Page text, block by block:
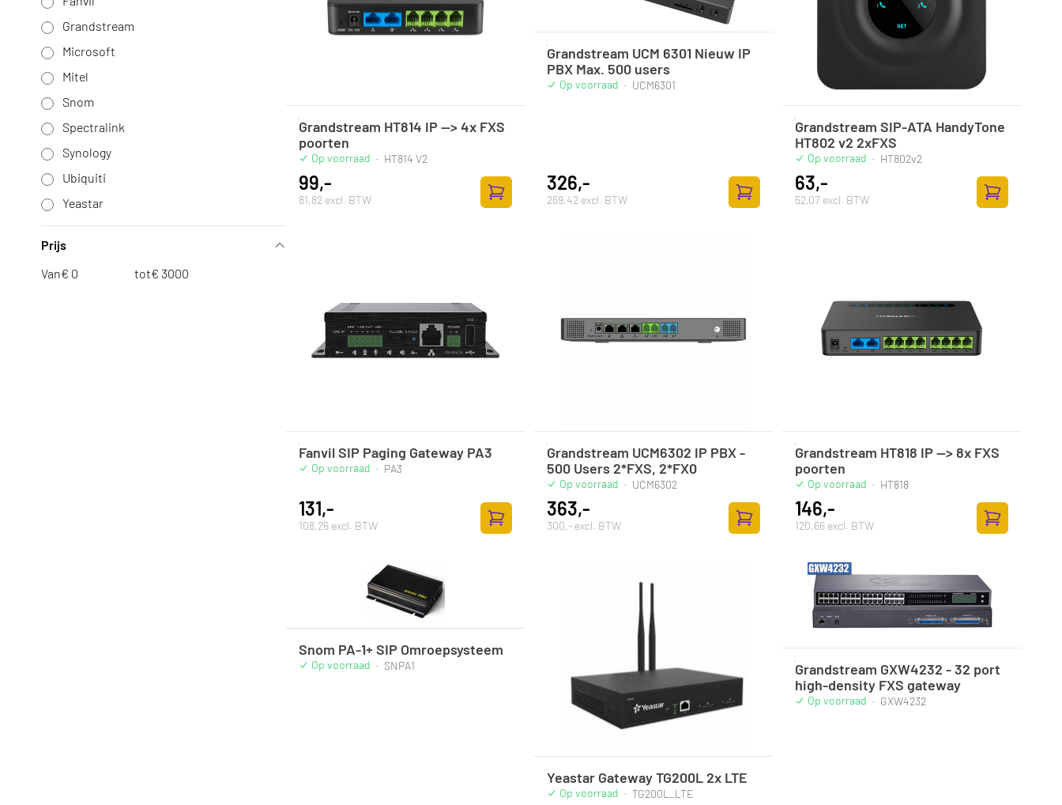
Grandstream
Microsoft
Mitel
Snom
Spectralink
Synology
Ubiquiti
Yeastar
Prijs
Van€ tot€
Grandstream HT814 IP --> 4x FXS
poorten
Op voorraad · HT814 V2
99,-
81,82 excl. BTW
Toevoegen aan winkelwagen
Grandstream UCM 6301 Nieuw IP
PBX Max. 500 users
Op voorraad · UCM6301
326,-
269,42 excl. BTW
Toevoegen aan winkelwagen
Grandstream SIP-ATA HandyTone
HT802 v2 2xFXS
Op voorraad · HT802v2
63,-
52,07 excl. BTW
Toevoegen
Fanvil SIP Paging Gateway PA3
Op voorraad · PA3
131,-
108,26 excl. BTW
Toevoegen aan winkelwagen
Grandstream UCM6302 IP PBX -
500 Users 2*FXS, 2*FX0
Op voorraad · UCM6302
363,-
300,- excl. BTW
Toevoegen aan winkelwagen
Grandstream HT818 IP --> 8x FXS
poorten
Op voorraad · HT818
146,-
120,66 excl. BTW
Toevoegen
Snom PA-1+ SIP Omroepsysteem
Op voorraad · SNPA1
Yeastar Gateway TG200L 2x LTE
Op voorraad · TG200L_LTE
Grandstream GXW4232 - 32 port
high-density FXS gateway
Op voorraad · GXW4232